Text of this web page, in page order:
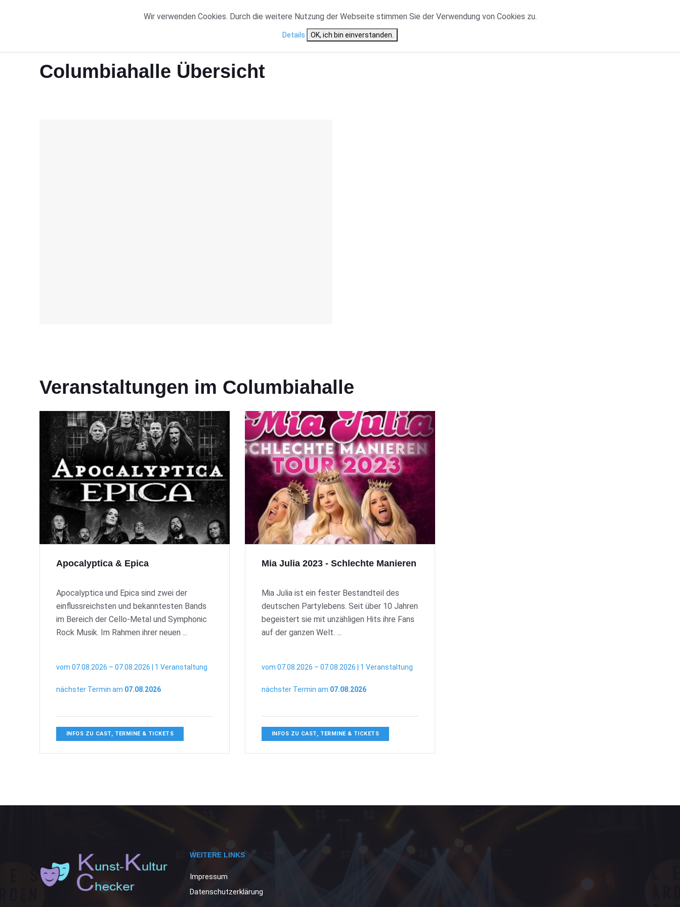
START ORTE VERANSTALTUNGSTYP NEWS CAST ÜBERSICHT
Columbiahalle Übersicht
Veranstaltungen im Columbiahalle
Apocalyptica & Epica
Apocalyptica und Epica sind zwei der
einflussreichsten und bekanntesten Bands
im Bereich der Cello-Metal und Symphonic
Rock Musik. Im Rahmen ihrer neuen ...
vom 07.08.2026 – 07.08.2026 | 1 Veranstaltung
nächster Termin am 07.08.2026
INFOS ZU CAST, TERMINE & TICKETS
Mia Julia 2023 - Schlechte Manieren
Mia Julia ist ein fester Bestandteil des
deutschen Partylebens. Seit über 10 Jahren
begeistert sie mit unzähligen Hits ihre Fans
auf der ganzen Welt. ...
vom 07.08.2026 – 07.08.2026 | 1 Veranstaltung
nächster Termin am 07.08.2026
INFOS ZU CAST, TERMINE & TICKETS
WEITERE LINKS
Impressum
Datenschutzerklärung
Wir verwenden Cookies. Durch die weitere Nutzung der Webseite stimmen Sie der Verwendung von Cookies zu.
Details OK, ich bin einverstanden.